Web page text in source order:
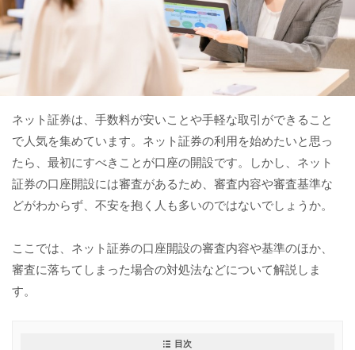
ネット証券は、手数料が安いことや手軽な取引ができること
で人気を集めています。ネット証券の利用を始めたいと思っ
たら、最初にすべきことが口座の開設です。しかし、ネット
証券の口座開設には審査があるため、審査内容や審査基準な
どがわからず、不安を抱く人も多いのではないでしょうか。
ここでは、ネット証券の口座開設の審査内容や基準のほか、
審査に落ちてしまった場合の対処法などについて解説しま
す。
目次